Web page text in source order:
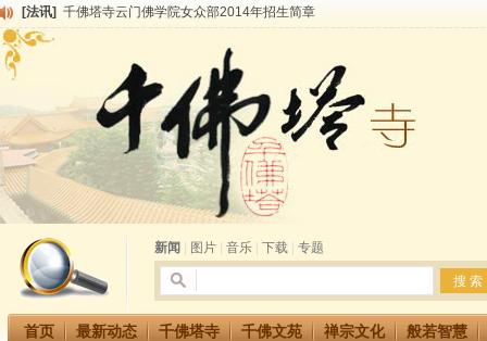
[法讯] 千佛塔寺云门佛学院女众部2014年招生简章
[法讯]
共赴华藏世界 进入最后七天倒计时 殊胜华严法会 快快同享富贵庄严海
千佛塔寺阅藏堂周末阅藏报名通知
[法讯]
清明节祭祖报恩地藏法会
[法讯] 本寺方丈上明下慧尼和尚开讲《六祖坛经》
[法讯]
2015-3-26师父于法堂对大众的开示
[法讯]
广东千佛塔寺云门佛学院女众部 2016年招生简章
[法讯]
恭请海涛法师莅临千佛塔寺弘法
[法讯] 2014年七月大法会 祈福息灾地藏七 冥阳两利普渡群蒙盂兰盆
新闻
图片 音乐 下载 专题
首页 最新动态 千佛塔寺 千佛文苑 禅宗文化 般若智慧